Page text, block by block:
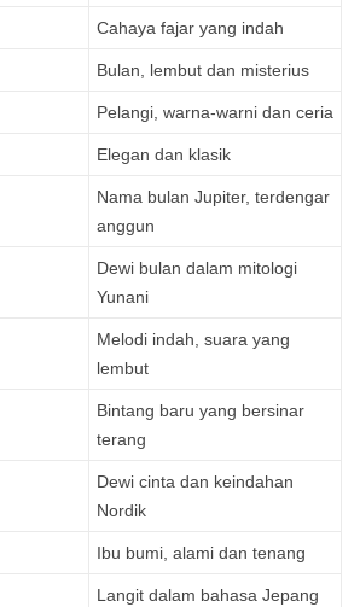
Cahaya fajar yang indah
Bulan, lembut dan misterius
Pelangi, warna-warni dan ceria
Elegan dan klasik
Nama bulan Jupiter, terdengar
anggun
Dewi bulan dalam mitologi
Yunani
Melodi indah, suara yang
lembut
Bintang baru yang bersinar
terang
Dewi cinta dan keindahan
Nordik
Ibu bumi, alami dan tenang
Langit dalam bahasa Jepang